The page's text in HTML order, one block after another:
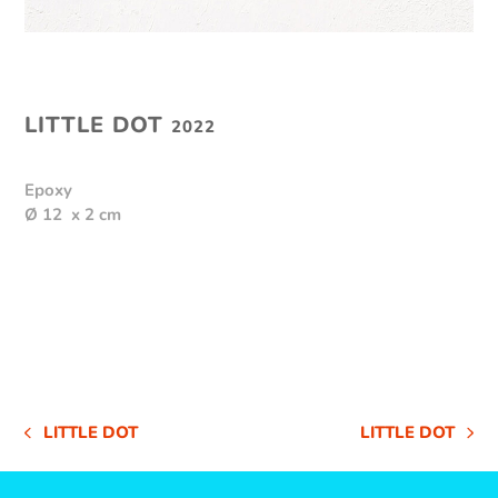
LITTLE DOT 2022
Epoxy
Ø 12 x 2 cm
VORHERIGER
BEITRAG:
LITTLE DOT
NÄCHSTER
BEITRAG:
LITTLE DOT